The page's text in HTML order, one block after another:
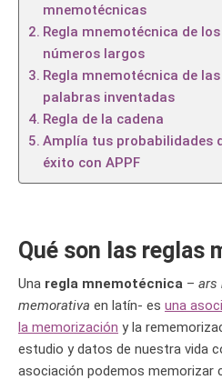
mnemotécnicas
Regla mnemotécnica de los
números largos
Regla mnemotécnica de las
palabras inventadas
Regla de la cadena
Amplía tus probabilidades
éxito con APPF
Qué son las reglas
Una regla mnemotécnica – ars
memorativa en latín- es una
la memorización y la
estudio y datos de nuestra vida
asociación podemos memorizar